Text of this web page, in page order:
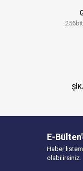
E-
Haber
olabilirsiniz.